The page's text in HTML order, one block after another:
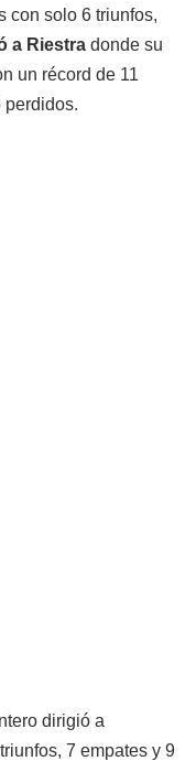
con solo 6 triunfos,
a Riestra donde su
un récord de 11
perdidos.
dirigió a
7 empates y 9